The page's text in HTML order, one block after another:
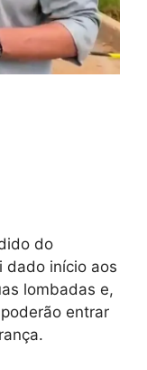
do
dado início aos
lombadas e,
entrar